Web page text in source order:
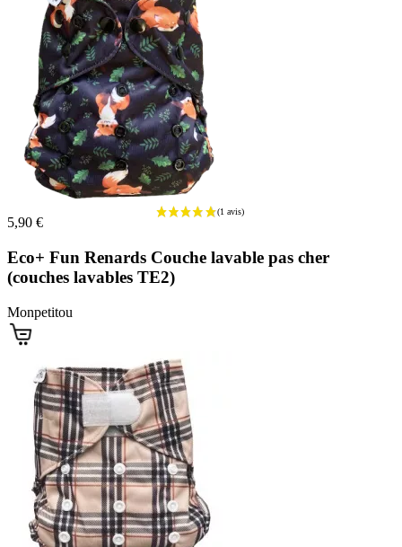
5,90 €
Eco+ Fun Renards Couche lavable pas cher
(couches lavables TE2)
Monpetitou